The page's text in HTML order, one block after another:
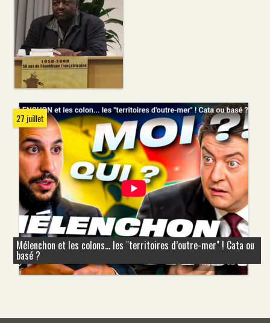
27 juillet
Mélenchon et les colons... les "territoires d’outre-mer" ! Cata ou
basé ?